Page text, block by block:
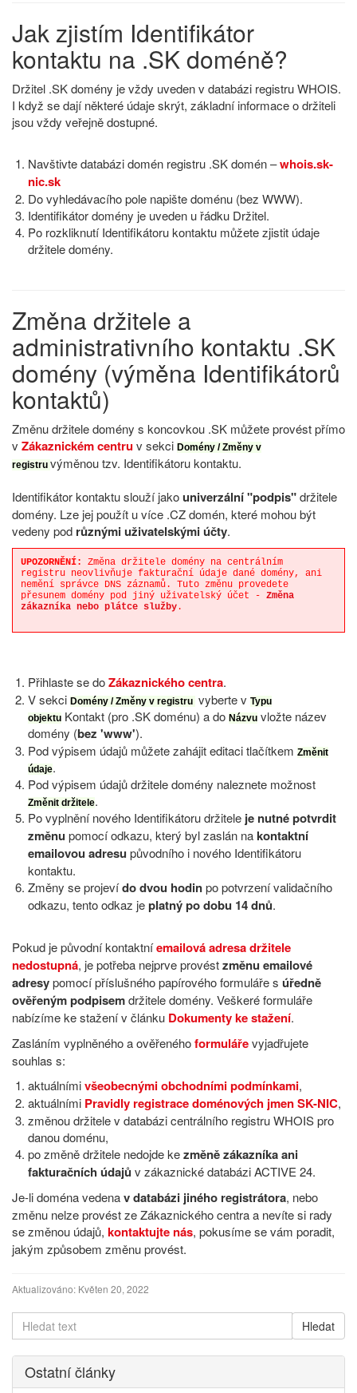
Jak zjistím Identifikátor
kontaktu na .SK doméně?
Držitel .SK domény je vždy uveden v databázi registru WHOIS.
I když se dají některé údaje skrýt, základní informace o držiteli
jsou vždy veřejně dostupné.
Navštivte databázi domén registru .SK domén –whois.sk-
nic.sk
Do vyhledávacího pole napište doménu (bez WWW).
Identifikátor domény je uveden u řádku Držitel.
Po rozkliknutí Identifikátoru kontaktu můžete zjistit údaje
držitele domény.
Změna držitele a
administrativního kontaktu .SK
domény (výměna Identifikátorů
kontaktů)
Změnu držitele domény s koncovkou .SK můžete provést přímo
v Zákaznickém centruv sekci Domény / Změny v
registru výměnou tzv. Identifikátoru kontaktu.
Identifikátor kontaktu slouží jakouniverzální "podpis"držitele
domény. Lze jej použít u více .CZ domén, které mohou být
vedeny pod různými uživatelskými účty.
UPOZORNĚNÍ:
Změna držitele domény na centrálním
registru neovlivňuje fakturační údaje dané domény, ani
nemění správce DNS záznamů. Tuto změnu provedete
přesunem domény pod jiný uživatelský účet - Změna
zákazníka nebo plátce služby .
Přihlaste se doZákaznického centra.
V sekci Domény / Změny v registru vyberte v Typu
objektu Kontakt (pro .SK doménu) a do Názvu vložte název
domény (bez 'www').
Pod výpisem údajů můžete zahájit editaci tlačítkem Změnit
údaje.
Pod výpisem údajů držitele domény naleznete možnost
Změnit držitele.
Po vyplnění nového Identifikátoru držitele je nutné potvrdit
změnu pomocí odkazu, který byl zaslán nakontaktní
emailovou adresu původního i nového Identifikátoru
kontaktu.
Změny se projevído dvou hodinpo potvrzení validačního
odkazu, tento odkaz jeplatný po dobu 14 dnů.
Pokud je původní kontaktníemailová adresa držitele
nedostupná, je potřeba nejprve provéstzměnu emailové
adresypomocí příslušného papírového formuláře s úředně
ověřeným podpisemdržitele domény. Veškeré formuláře
nabízíme ke stažení v článku Dokumenty ke stažení.
Zasláním vyplněného a ověřenéhoformulářevyjadřujete
souhlas s:
aktuálnímivšeobecnými obchodními podmínkami,
aktuálními Pravidly registrace doménových jmen SK-NIC,
změnou držitele v databázi centrálního registru WHOIS pro
danou doménu,
po změně držitele nedojde kezměně zákazníka ani
fakturačních údajů v zákaznické databázi ACTIVE 24.
Je-li doména vedenav databázi jiného registrátora, nebo
změnu nelze provést ze Zákaznického centra a nevíte si rady
se změnou údajů, kontaktujte nás, pokusíme se vám poradit,
jakým způsobem změnu provést.
Aktualizováno: Květen 20, 2022
Ostatní články